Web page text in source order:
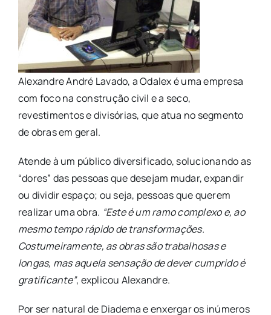
Alexandre André Lavado, a Odalex é uma empresa
com foco na construção civil e a seco,
revestimentos e divisórias, que atua no segmento
de obras em geral.
Atende à um público diversificado, solucionando as
“dores” das pessoas que desejam mudar, expandir
ou dividir espaço; ou seja, pessoas que querem
realizar uma obra. “Este é um ramo complexo e, ao
mesmo tempo rápido de transformações.
Costumeiramente, as obras são trabalhosas e
longas, mas aquela sensação de dever cumprido é
gratificante”, explicou Alexandre.
Por ser natural de Diadema e enxergar os inúmeros